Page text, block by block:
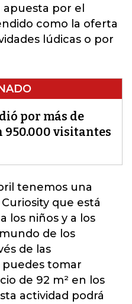
por el
como la oferta
lúdicas o por
por más de
950.000 visitantes
tenemos una
que está
los niños y a los
de los
de las
tomar
de 92 m² en los
actividad podrá